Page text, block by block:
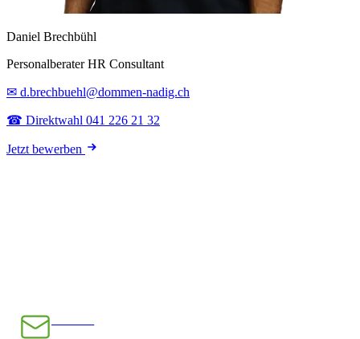
Daniel Brechbühl
Personalberater HR Consultant
✉ d.brechbuehl@dommen-nadig.ch
☎ Direktwahl 041 226 21 32
Jetzt bewerben